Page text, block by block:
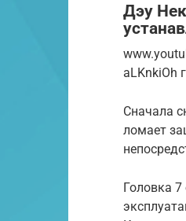
Дэу
aLKnkiOh
Сначала
ломает
Головка